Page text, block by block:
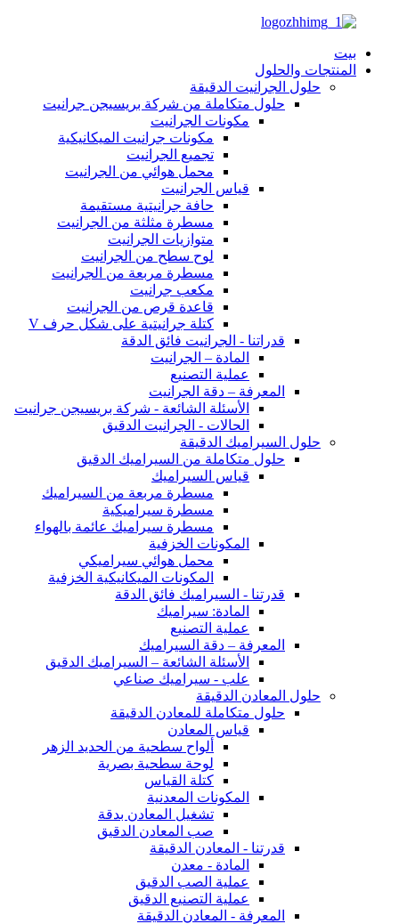
بيت
المنتجات والحلول
حلول الجرانيت الدقيقة
حلول متكاملة من شركة بريسيجن جرانيت
مكونات الجرانيت
مكونات جرانيت الميكانيكية
تجميع الجرانيت
محمل هوائي من الجرانيت
قياس الجرانيت
حافة جرانيتية مستقيمة
مسطرة مثلثة من الجرانيت
متوازيات الجرانيت
لوح سطح من الجرانيت
مسطرة مربعة من الجرانيت
مكعب جرانيت
قاعدة قرص من الجرانيت
كتلة جرانيتية على شكل حرف V
قدراتنا - الجرانيت فائق الدقة
المادة – الجرانيت
عملية التصنيع
المعرفة – دقة الجرانيت
الأسئلة الشائعة - شركة بريسيجن جرانيت
الحالات - الجرانيت الدقيق
حلول السيراميك الدقيقة
حلول متكاملة من السيراميك الدقيق
قياس السيراميك
مسطرة مربعة من السيراميك
مسطرة سيراميكية
مسطرة سيراميك عائمة بالهواء
المكونات الخزفية
محمل هوائي سيراميكي
المكونات الميكانيكية الخزفية
قدرتنا - السيراميك فائق الدقة
المادة: سيراميك
عملية التصنيع
المعرفة – دقة السيراميك
الأسئلة الشائعة – السيراميك الدقيق
علب - سيراميك صناعي
حلول المعادن الدقيقة
حلول متكاملة للمعادن الدقيقة
قياس المعادن
ألواح سطحية من الحديد الزهر
لوحة سطحية بصرية
كتلة القياس
المكونات المعدنية
تشغيل المعادن بدقة
صب المعادن الدقيق
قدرتنا - المعادن الدقيقة
المادة - معدن
عملية الصب الدقيق
عملية التصنيع الدقيق
المعرفة - المعادن الدقيقة